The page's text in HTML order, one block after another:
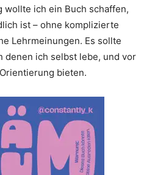
wollte ich ein Buch schaffen,
ist – ohne komplizierte
Lehrmeinungen. Es sollte
denen ich selbst lebe, und vor
bieten.